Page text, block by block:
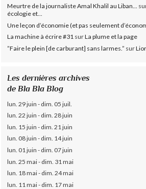
Meurtre de la journaliste Amal Khalil au Liban...
écologie et...
Une leçon d’économie (et pas seulement
La machine à écrire #31 surLa plume et la page
”Faire le plein [de carburant] sans larmes.” sur
Les dernières archives
de Bla Bla Blog
lun. 29 juin - dim. 05 juil.
lun. 22 juin - dim. 28 juin
lun. 15 juin - dim. 21 juin
lun. 08 juin - dim. 14 juin
lun. 01 juin - dim. 07 juin
lun. 25 mai - dim. 31 mai
lun. 18 mai - dim. 24 mai
lun. 11 mai - dim. 17 mai